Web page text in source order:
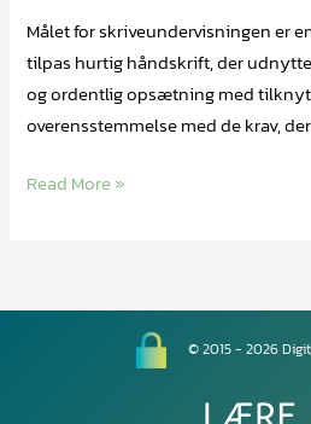
Målet for skriveundervisningen er
tilpas hurtig håndskrift, der
og ordentlig opsætning med
overensstemmelse med de krav,
Read More »
© 2015 - 2026